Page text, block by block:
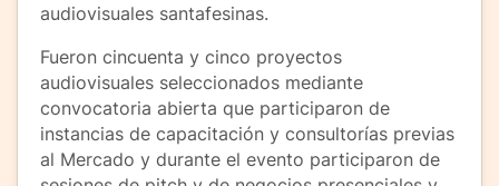
audiovisuales santafesinas.
Fueron cincuenta y cinco proyectos
audiovisuales seleccionados mediante
convocatoria abierta que participaron de
instancias de capacitación y consultorías previas
al Mercado y durante el evento participaron de